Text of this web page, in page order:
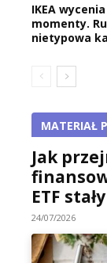
IKEA
momenty.
nietypowa
MATERIAŁ
Jak
ETF
24/07/2026